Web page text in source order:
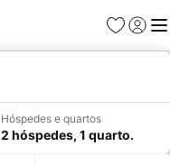
Favoritos
Iniciar
Hóspedes e quartos
2 hóspedes, 1 quarto.